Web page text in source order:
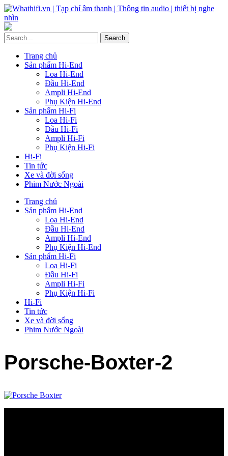
Trang chủ
Sản phẩm Hi-End
Loa Hi-End
Đầu Hi-End
Ampli Hi-End
Phụ Kiện Hi-End
Sản phẩm Hi-Fi
Loa Hi-Fi
Đầu Hi-Fi
Ampli Hi-Fi
Phụ Kiện Hi-Fi
Hi-Fi
Tin tức
Xe và đời sống
Phim Nước Ngoài
Trang chủ
Sản phẩm Hi-End
Loa Hi-End
Đầu Hi-End
Ampli Hi-End
Phụ Kiện Hi-End
Sản phẩm Hi-Fi
Loa Hi-Fi
Đầu Hi-Fi
Ampli Hi-Fi
Phụ Kiện Hi-Fi
Hi-Fi
Tin tức
Xe và đời sống
Phim Nước Ngoài
Porsche-Boxter-2